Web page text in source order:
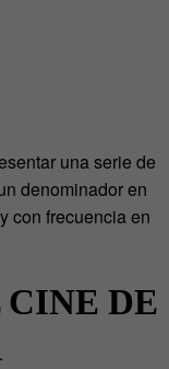
una serie de
denominador en
con frecuencia en
DE